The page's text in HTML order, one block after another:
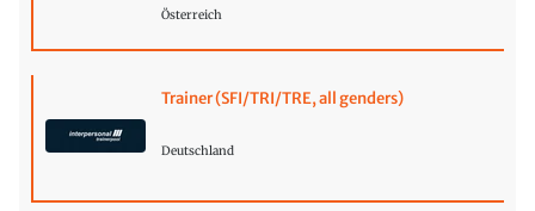
Österreich
Trainer (SFI/TRI/TRE, all genders)
Deutschland